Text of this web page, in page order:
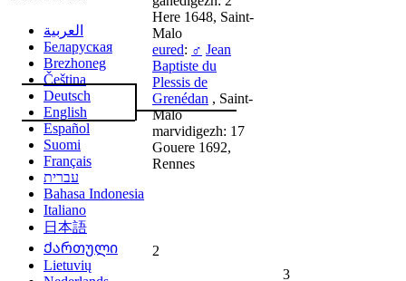
Here 1648, Saint-
Malo
eured: ♂ Jean
Baptiste du
Plessis de
Grenédan , Saint-
Malo
marvidigezh: 17
Gouere 1692,
Rennes
2
3
العربية
Беларуская
Brezhoneg
Čeština
Deutsch
English
Español
Suomi
Français
עברית
Bahasa Indonesia
Italiano
日本語
Ქართული
Lietuvių